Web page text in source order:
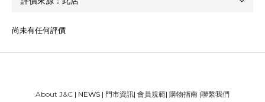
尚未有任何評價
About J&C | NEWS | 門市資訊| 會員規範| 購物指南 |聯繫我們